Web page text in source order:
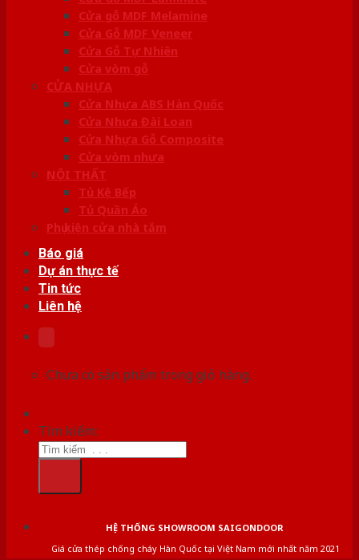
Cửa gỗ MDF Melamine
Cửa Gỗ MDF Veneer
Cửa Gỗ Tự Nhiên
Cửa vòm gỗ
CỬA NHỰA
Cửa Nhựa ABS Hàn Quốc
Cửa Nhựa Đài Loan
Cửa Nhựa Gỗ Composite
Cửa vòm nhựa
NỘI THẤT
Tủ Kệ Bếp
Tủ Quần Áo
Phụ kiện cửa nhà tắm
Báo giá
Dự án thực tế
Tin tức
Liên hệ
Chưa có sản phẩm trong giỏ hàng.
Tìm kiếm:
HỆ THỐNG SHOWROOM SAIGONDOOR
Giá cửa thép chống cháy Hàn Quốc tại Việt Nam mới nhất năm 2021